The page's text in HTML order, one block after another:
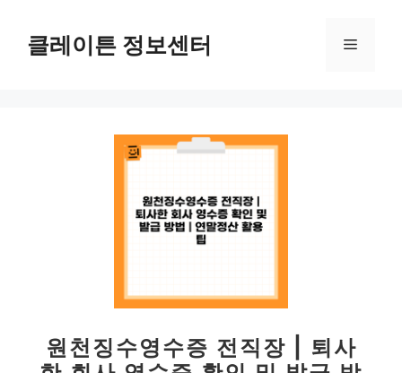
클레이튼 정보센터 메
원천징수영수증 전직장 | 퇴사